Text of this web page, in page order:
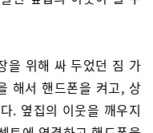
을 위해 싸 두었던 짐 가
해서 핸드폰을 켜고, 상
. 옆집의 이웃을 깨우지